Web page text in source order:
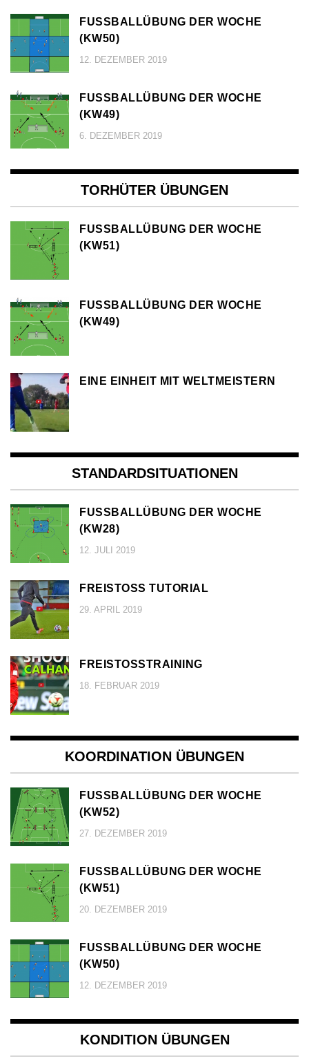
FUSSBALLÜBUNG DER WOCHE (
KW50)
12. DEZEMBER 2019
FUSSBALLÜBUNG DER WOCHE (
KW49)
6. DEZEMBER 2019
TORHÜTER ÜBUNGEN
FUSSBALLÜBUNG DER WOCHE (
KW51)
FUSSBALLÜBUNG DER WOCHE (
KW49)
EINE EINHEIT MIT WELTMEISTERN
STANDARDSITUATIONEN
FUSSBALLÜBUNG DER WOCHE (
KW28)
12. JULI 2019
FREISTOSS TUTORIAL
29. APRIL 2019
FREISTOSSTRAINING
18. FEBRUAR 2019
KOORDINATION ÜBUNGEN
FUSSBALLÜBUNG DER WOCHE (
KW52)
27. DEZEMBER 2019
FUSSBALLÜBUNG DER WOCHE (
KW51)
20. DEZEMBER 2019
FUSSBALLÜBUNG DER WOCHE (
KW50)
12. DEZEMBER 2019
KONDITION ÜBUNGEN